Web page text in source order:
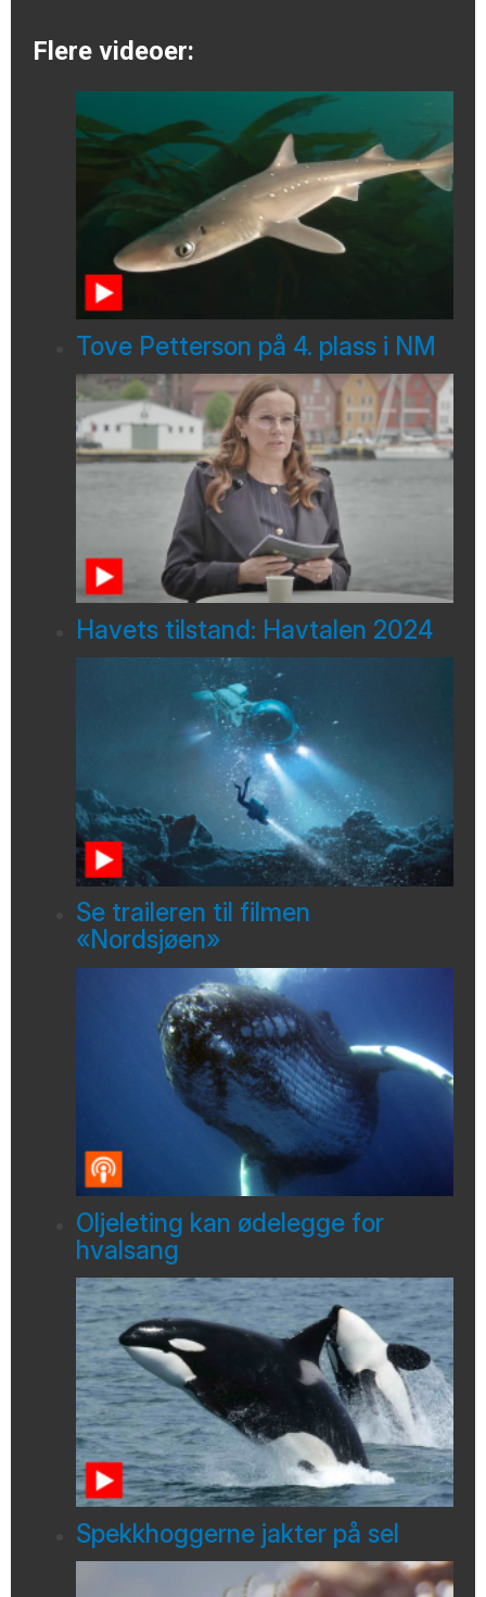
Flere videoer:
Tove Petterson på 4. plass i NM
Havets tilstand: Havtalen 2024
Se traileren til filmen
«Nordsjøen»
Oljeleting kan ødelegge for
hvalsang
Spekkhoggerne jakter på sel